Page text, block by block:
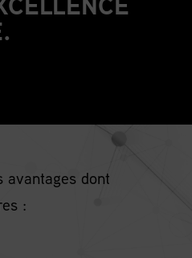
avantages dont
: